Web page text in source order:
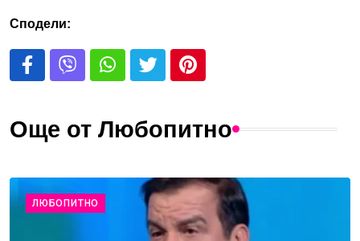
Сподели:
Още от Любопитно
ЛЮБОПИТНО